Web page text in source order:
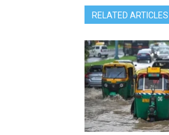
RELATED ARTICLES